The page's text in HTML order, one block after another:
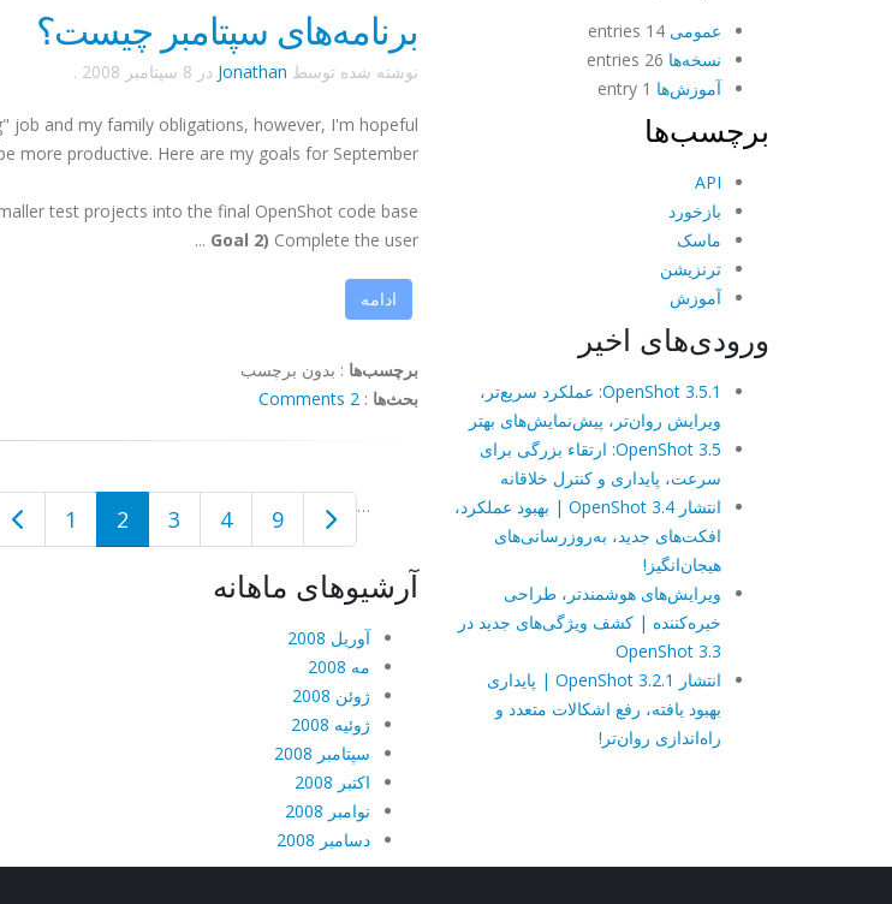
برنامه‌های سپتامبر چیست؟
نوشته شده توسط Jonathan در 8 سپتامبر 2008 .
job and my family obligations, however, I'm hopeful
more productive. Here are my goals for September:
test projects into the final OpenShot code base.
Goal 2) Complete the user ...
ادامه
برچسب‌ها : بدون برچسب
بحث‌ها :
2 Comments
1 2 3 4 …
9
آرشیوهای ماهانه
آوریل 2008
مه 2008
ژوئن 2008
ژوئیه 2008
سپتامبر 2008
اکتبر 2008
نوامبر 2008
دسامبر 2008
عمومی
نسخه‌ها
آموزش‌ها
برچسب‌ها
API
بازخورد
ماسک
ترنزیشن
آموزش
ورودی‌های اخیر
OpenShot 3.5.1: عملکرد سریع‌تر،
ویرایش روان‌تر، پیش‌نمایش‌های بهتر
OpenShot 3.5: ارتقاء بزرگی برای
سرعت، پایداری و کنترل خلاقانه
انتشار OpenShot 3.4 | بهبود عملکرد،
افکت‌های جدید، به‌روزرسانی‌های
هیجان‌انگیز!
ویرایش‌های هوشمندتر، طراحی
خیره‌کننده | کشف ویژگی‌های جدید در
OpenShot 3.3
انتشار OpenShot 3.2.1 | پایداری
بهبود یافته، رفع اشکالات متعدد و
راه‌اندازی روان‌تر!